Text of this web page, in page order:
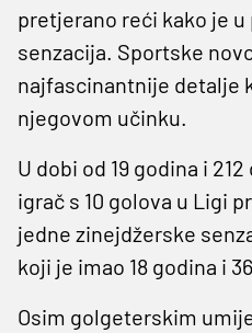
pretjerano reći kako je
senzacija. Sportske
najfascinantnije detalje
njegovom učinku.
U dobi od 19 godina i
igrač s 10 golova u Ligi
jedne zinejdžerske
koji je imao 18 godina i
Osim golgeterskim